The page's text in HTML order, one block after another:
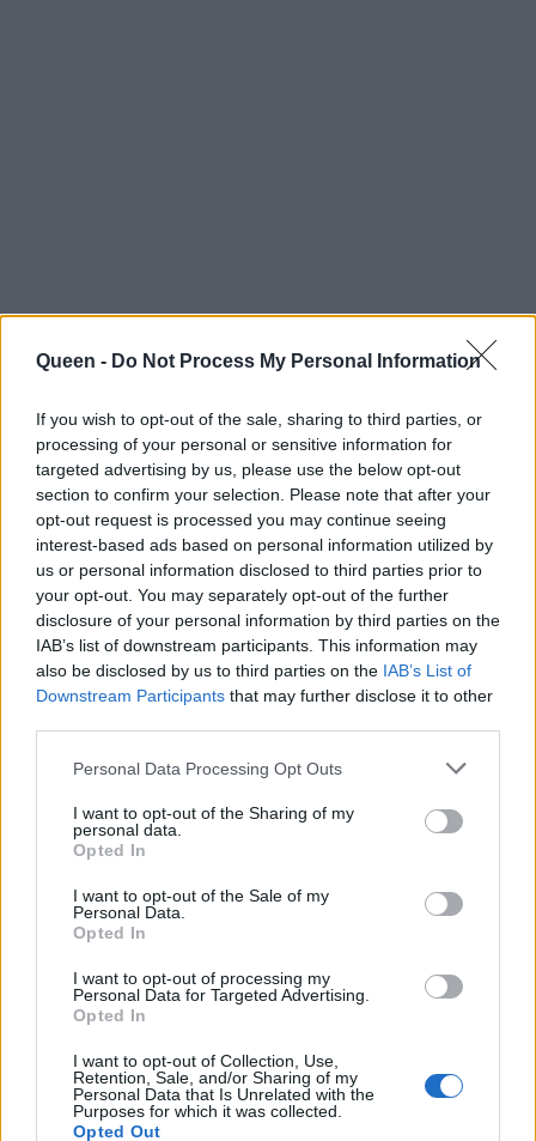
Queen - Do Not Process My Personal Information
If you wish to opt-out of the sale, sharing to third parties, or
processing of your personal or sensitive information for
targeted advertising by us, please use the below opt-out
section to confirm your selection. Please note that after your
opt-out request is processed you may continue seeing
interest-based ads based on personal information utilized by
us or personal information disclosed to third parties prior to
your opt-out. You may separately opt-out of the further
disclosure of your personal information by third parties on the
IAB’s list of downstream participants. This information may
also be disclosed by us to third parties on the IAB’s List of
Downstream Participants that may further disclose it to other
Personal Data Processing Opt Outs
I want to opt-out of the Sharing of my
personal data.
Opted In
I want to opt-out of the Sale of my
Personal Data.
Opted In
I want to opt-out of processing my
Personal Data for Targeted Advertising.
Opted In
I want to opt-out of Collection, Use,
Retention, Sale, and/or Sharing of my
Personal Data that Is Unrelated with the
Purposes for which it was collected.
Opted Out
Οι δυο τους έδειχναν ιδιαίτερα άνετοι ο ένας
με τον άλλον, συζητούσαν χαμογελαστοί και
αντάλλασσαν χαλαρές κουβέντες όσο
περίμεναν το αυτοκίνητό τους έξω από το
45χρονος ηθοποιός άνοιξε ευγενικά την
πόρτα στη Shakira για να καθίσει στη θέση του
συνοδηγού, πριν πάρει ο ίδιος θέση στο τιμόνι
Για την ιστορία, η 49χρονη τραγουδίστρια
τοπ, τζιν και μαύρες platform μπότες, ενώ
άλλη, ο Garcia-Rulfo εμφανίστηκε με τζιν, T-
shirt και μαύρο μπουφάν, σε εξίσου χαλαρό
ύφος.